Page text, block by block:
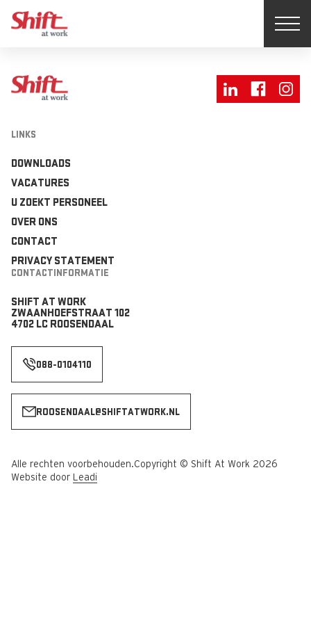
LINKS
DOWNLOADS
VACATURES
U ZOEKT PERSONEEL
OVER ONS
CONTACT
PRIVACY STATEMENT
CONTACTINFORMATIE
SHIFT AT WORK
ZWAANHOEFSTRAAT 102
4702 LC ROOSENDAAL
088-0104110
ROOSENDAAL@SHIFTATWORK.NL
Alle rechten voorbehouden.Copyright © Shift At Work 2026
Website door Leadi